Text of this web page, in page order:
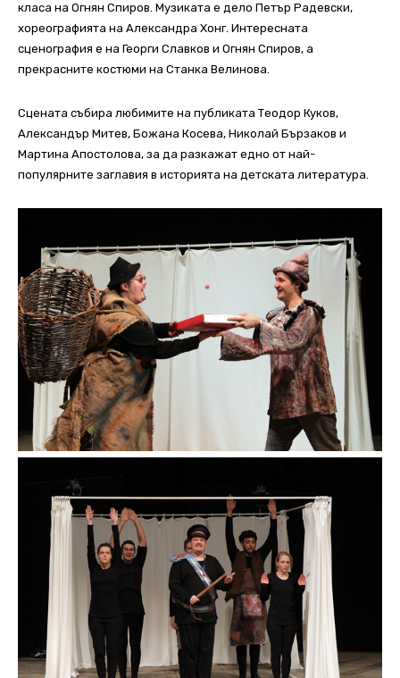
класа на Огнян Спиров. Музиката е дело Петър Радевски,
хореографията на Александра Хонг. Интересната
сценография е на Георги Славков и Огнян Спиров, а
прекрасните костюми на Станка Велинова.
Сцената събира любимите на публиката Теодор Куков,
Александър Митев, Божана Косева, Николай Бързаков и
Мартина Апостолова, за да разкажат едно от най-
популярните заглавия в историята на детската литература.